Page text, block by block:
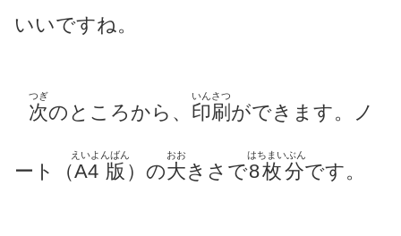
いいですね。
次
つぎ
のところから、 印刷
いんさつ
ができます。 ノ
ート（A4版
えいよんばん
）の大
おお
きさで8枚分
はちまいぶん
です。